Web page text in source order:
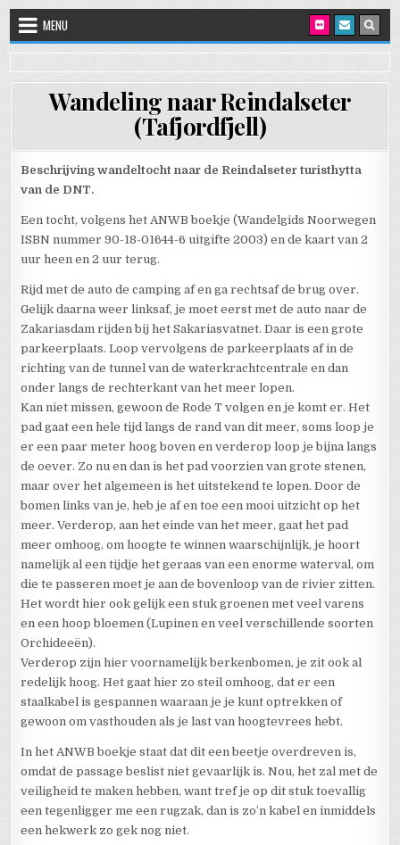
Skip to content
MENU
Wandeling naar Reindalseter
(Tafjordfjell)
Beschrijving wandeltocht naar de Reindalseter turisthytta
van de DNT.
Een tocht, volgens het ANWB boekje (Wandelgids Noorwegen
ISBN nummer 90-18-01644-6 uitgifte 2003) en de kaart van 2
uur heen en 2 uur terug.
Rijd met de auto de camping af en ga rechtsaf de brug over.
Gelijk daarna weer linksaf, je moet eerst met de auto naar de
Zakariasdam rijden bij het Sakariasvatnet. Daar is een grote
parkeerplaats. Loop vervolgens de parkeerplaats af in de
richting van de tunnel van de waterkrachtcentrale en dan
onder langs de rechterkant van het meer lopen.
Kan niet missen, gewoon de Rode T volgen en je komt er. Het
pad gaat een hele tijd langs de rand van dit meer, soms loop je
er een paar meter hoog boven en verderop loop je bijna langs
de oever. Zo nu en dan is het pad voorzien van grote stenen,
maar over het algemeen is het uitstekend te lopen. Door de
bomen links van je, heb je af en toe een mooi uitzicht op het
meer. Verderop, aan het einde van het meer, gaat het pad
meer omhoog, om hoogte te winnen waarschijnlijk, je hoort
namelijk al een tijdje het geraas van een enorme waterval, om
die te passeren moet je aan de bovenloop van de rivier zitten.
Het wordt hier ook gelijk een stuk groenen met veel varens
en een hoop bloemen (Lupinen en veel verschillende soorten
Orchideeën).
Verderop zijn hier voornamelijk berkenbomen, je zit ook al
redelijk hoog. Het gaat hier zo steil omhoog, dat er een
staalkabel is gespannen waaraan je je kunt optrekken of
gewoon om vasthouden als je last van hoogtevrees hebt.
In het ANWB boekje staat dat dit een beetje overdreven is,
omdat de passage beslist niet gevaarlijk is. Nou, het zal met de
veiligheid te maken hebben, want tref je op dit stuk toevallig
een tegenligger me een rugzak, dan is zo’n kabel en inmiddels
een hekwerk zo gek nog niet.